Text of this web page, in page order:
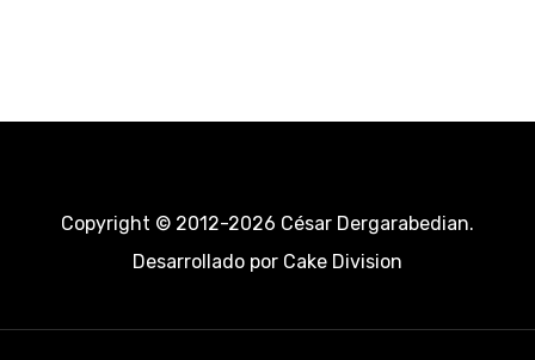
Copyright © 2012-2026 César Dergarabedian.
Desarrollado porCake Division